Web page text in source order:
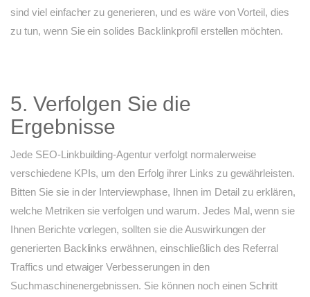
sind viel einfacher zu generieren, und es wäre von Vorteil, dies
zu tun, wenn Sie ein solides Backlinkprofil erstellen möchten.
5. Verfolgen Sie die
Ergebnisse
Jede SEO-Linkbuilding-Agentur verfolgt normalerweise
verschiedene KPIs, um den Erfolg ihrer Links zu gewährleisten.
Bitten Sie sie in der Interviewphase, Ihnen im Detail zu erklären,
welche Metriken sie verfolgen und warum. Jedes Mal, wenn sie
Ihnen Berichte vorlegen, sollten sie die Auswirkungen der
generierten Backlinks erwähnen, einschließlich des Referral
Traffics und etwaiger Verbesserungen in den
Suchmaschinenergebnissen. Sie können noch einen Schritt